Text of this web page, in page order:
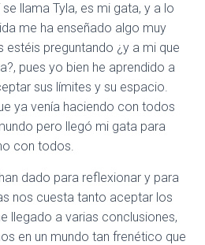
k
Ó
llama Tyla, es mi gata, y a lo
me ha enseñado algo muy
estéis preguntando ¿y a mi que
pues yo bien he aprendido a
sus límites y su espacio.
ya venía haciendo con todos
pero llegó mi gata para
con todos.
dado para reflexionar y para
nos cuesta tanto aceptar los
llegado a varias conclusiones,
en un mundo tan frenético que